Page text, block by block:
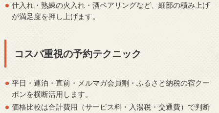
仕入れ・熟練の火入れ・酒ペアリングなど、細部の積み上げ
が満足度を押し上げます。
コスパ重視の予約テクニック
平日・連泊・直前・メルマガ会員割・ふるさと納税の宿クー
ポンを横断活用します。
価格比較は合計費用（サービス料・入湯税・交通費）で判断